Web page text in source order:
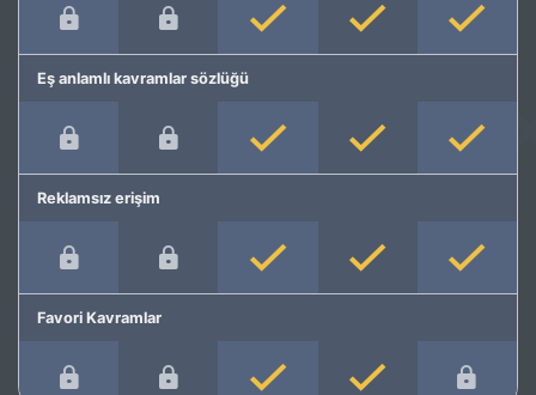
Eş anlamlı kavramlar sözlüğü
Reklamsız erişim
Favori Kavramlar